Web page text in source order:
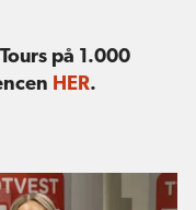
på 1.000
HER.